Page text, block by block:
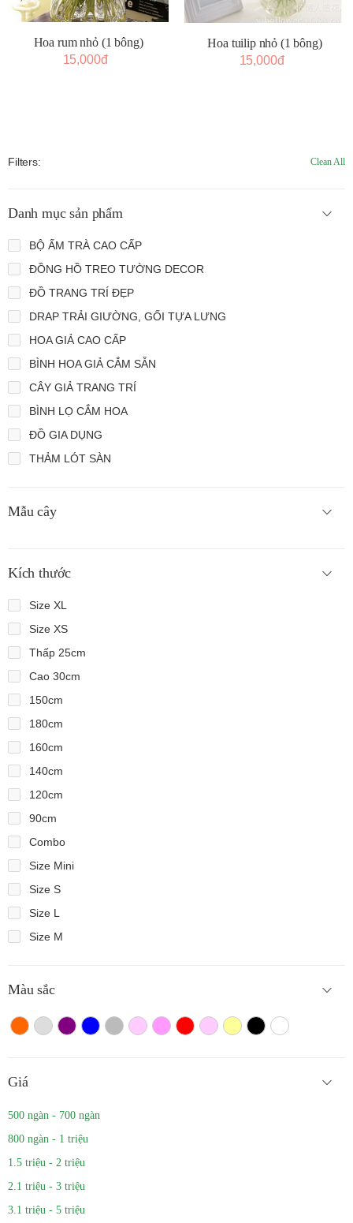
Hoa rum nhỏ (1 bông)
15,000đ
Hoa tuilip nhỏ (1 bông)
15,000đ
Filters: Clean All
Danh mục sản phẩm
BỘ ẤM TRÀ CAO CẤP
ĐỒNG HỒ TREO TƯỜNG DECOR
ĐỒ TRANG TRÍ ĐẸP
DRAP TRẢI GIƯỜNG, GỐI TỰA LƯNG
HOA GIẢ CAO CẤP
BÌNH HOA GIẢ CẮM SẴN
CÂY GIẢ TRANG TRÍ
BÌNH LỌ CẮM HOA
ĐỒ GIA DỤNG
THẢM LÓT SÀN
Mẫu cây
Kích thước
Size XL
Size XS
Thấp 25cm
Cao 30cm
150cm
180cm
160cm
140cm
120cm
90cm
Combo
Size Mini
Size S
Size L
Size M
Màu sắc
Màu camTrắng màu
Tím Xanh Xám Hồng nhạtHồng đậm
Đỏ HồngVàngMàu đenTrắng
Giá
500 ngàn - 700 ngàn
800 ngàn - 1 triệu
1.5 triệu - 2 triệu
2.1 triệu - 3 triệu
3.1 triệu - 5 triệu